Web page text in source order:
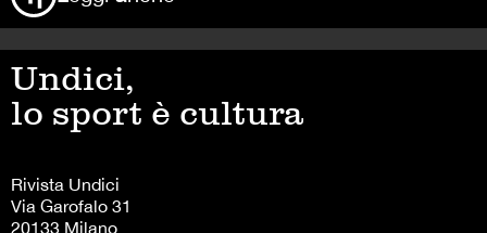
Undici,
lo sport è cultura
Rivista Undici
Via Garofalo 31
20133 Milano